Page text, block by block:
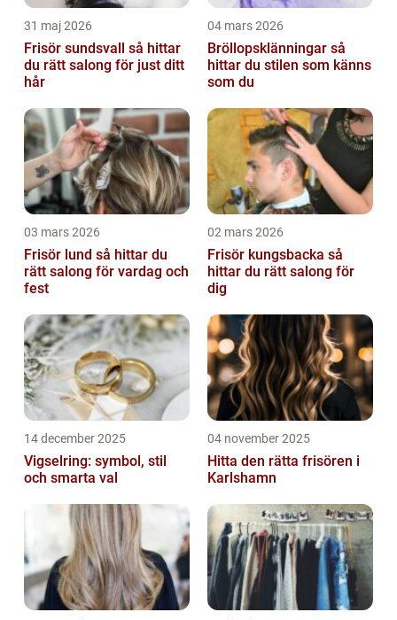
31 maj 2026
Frisör sundsvall så hittar
du rätt salong för just ditt
hår
04 mars 2026
Bröllopsklänningar så
hittar du stilen som känns
som du
03 mars 2026
Frisör lund så hittar du
rätt salong för vardag och
fest
02 mars 2026
Frisör kungsbacka så
hittar du rätt salong för
dig
14 december 2025
Vigselring: symbol, stil
och smarta val
04 november 2025
Hitta den rätta frisören i
Karlshamn